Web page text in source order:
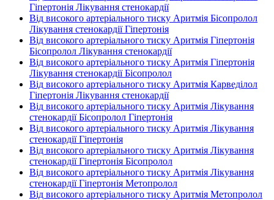
Гіпертонія Лікування стенокардії
Від високого артеріального тиску Аритмія Бісопролол
Лікування стенокардії Гіпертонія
Від високого артеріального тиску Аритмія Гіпертонія
Бісопролол Лікування стенокардії
Від високого артеріального тиску Аритмія Гіпертонія
Лікування стенокардії Бісопролол
Від високого артеріального тиску Аритмія Карведілол
Гіпертонія Лікування стенокардії
Від високого артеріального тиску Аритмія Лікування
стенокардії Бісопролол Гіпертонія
Від високого артеріального тиску Аритмія Лікування
стенокардії Гіпертонія
Від високого артеріального тиску Аритмія Лікування
стенокардії Гіпертонія Бісопролол
Від високого артеріального тиску Аритмія Лікування
стенокардії Гіпертонія Метопролол
Від високого артеріального тиску Аритмія Метопролол